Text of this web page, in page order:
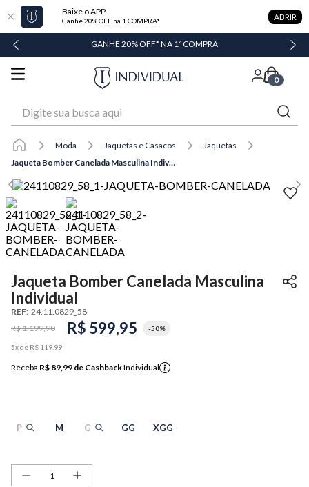
Baixe o APP
Ganhe 20% OFF na 1 COMPRA* ABRIR
GANHE 20% OFF* NA 1ª COMPRA
0
Moda Jaquetas e Casacos
Jaquetas
Jaqueta Bomber Canelada Masculina Individual
Jaqueta Bomber Canelada Masculina
Individual
REF: 24.11.0829_58
R$1.199,90 R$ 599,95 -50%
5x de R$ 119 99
Receba R$ 89,99 de CashbackIndividual
P M G GG XGG